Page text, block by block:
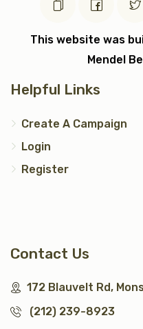
This website was
Mendel
Helpful Links
Create A Campaign
Login
Register
Contact Us
172 Blauvelt Rd,
(212) 239-8923